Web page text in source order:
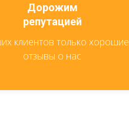
Дорожим
репутацией
клиентов только хорошие
отзывы о нас